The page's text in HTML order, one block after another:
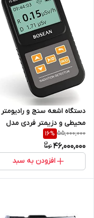
دستگاه اشعه سنج و رادیومتر
محیطی و دزیمتر فردی مدل
Bosean fs600 مخصوص اشعه
ایکس و گاما و بتا
55,000,000
16%
46,000,000
افزودن به سبد